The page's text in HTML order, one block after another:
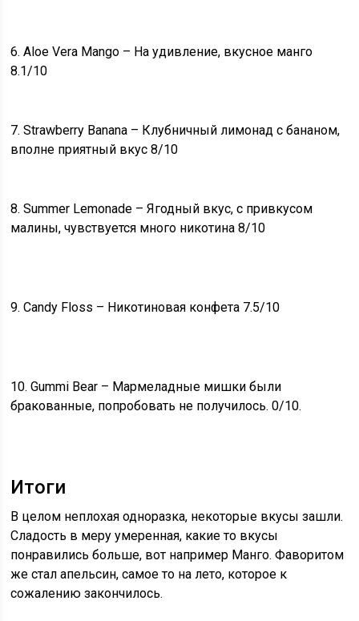
6. Aloe Vera Mango – На удивление, вкусное манго
8.1/10
7. Strawberry Banana – Клубничный лимонад с бананом,
вполне приятный вкус 8/10
8. Summer Lemonade – Ягодный вкус, с привкусом
малины, чувствуется много никотина 8/10
9. Candy Floss – Никотиновая конфета 7.5/10
10. Gummi Bear – Мармеладные мишки были
бракованные, попробовать не получилось. 0/10.
Итоги
В целом неплохая одноразка, некоторые вкусы зашли.
Сладость в меру умеренная, какие то вкусы
понравились больше, вот например Манго. Фаворитом
же стал апельсин, самое то на лето, которое к
сожалению закончилось.